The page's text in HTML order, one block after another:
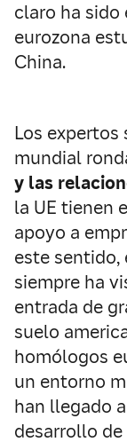
claro ha sido
eurozona
China.
Los expertos
mundial
y las
la UE tienen
apoyo a
este sentido,
siempre ha
entrada de
suelo
homólogos
un entorno
han llegado
desarrollo